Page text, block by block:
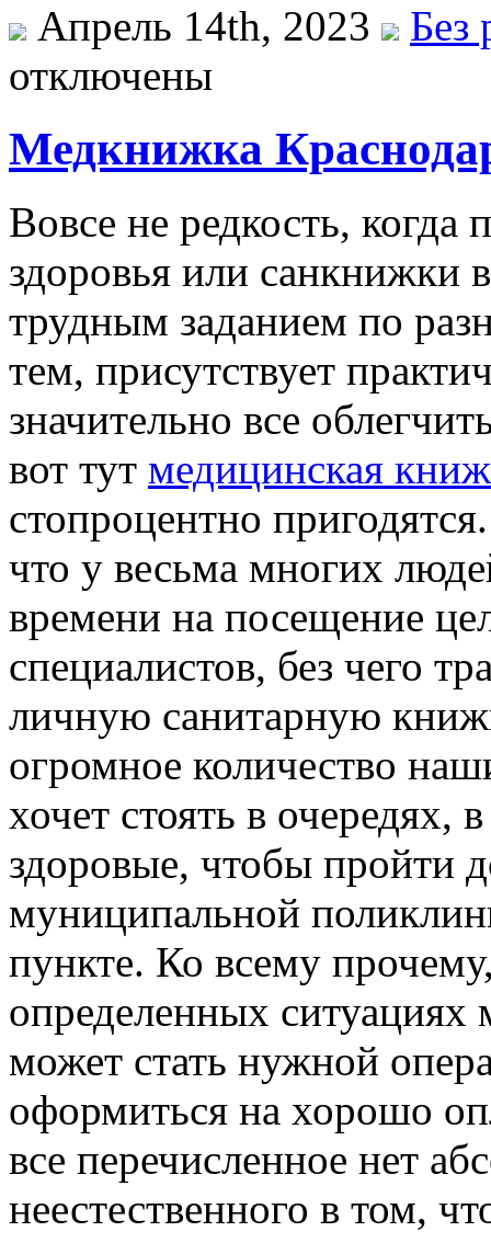
Апрель 14th, 2023
Без
отключены
Медкнижка
Вовсе не редкость, когда
здоровья или санкнижки
трудным заданием по
тем, присутствует
значительно все
вот тут медицинская
стопроцентно
что у весьма многих
времени на посещение
специалистов, без чего
личную санитарную
огромное количество
хочет стоять в очередях,
здоровые, чтобы пройти
муниципальной
пункте. Ко всему
определенных ситуациях
может стать нужной
оформиться на хорошо
все перечисленное нет
неестественного в том,